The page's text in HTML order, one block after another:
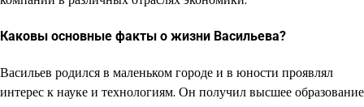
Каковы основные факты о жизни Васильева?
Васильев родился в маленьком городе и в юности проявлял
интерес к науке и технологиям. Он получил высшее образование